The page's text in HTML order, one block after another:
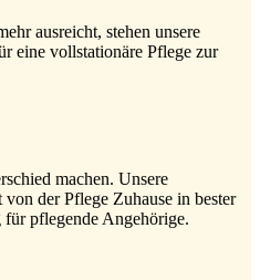
ausreicht, stehen unsere
eine vollstationäre Pflege zur
machen. Unsere
der Pflege Zuhause in bester
für pflegende Angehörige.